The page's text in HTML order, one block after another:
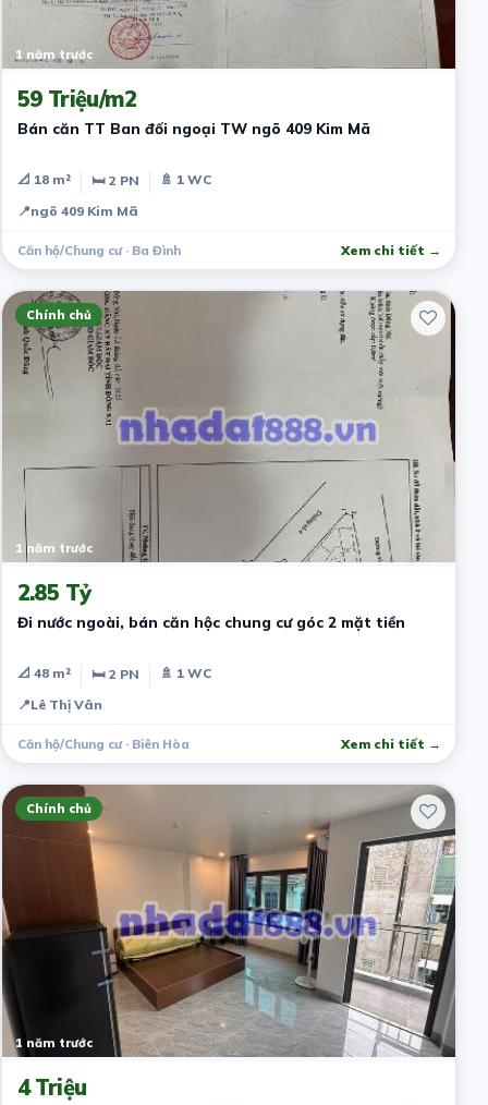
1 năm trước
59 Triệu/m2
Bán căn TT Ban đối ngoại TW ngõ 409 Kim Mã
📐 18 m² 🛏 2 PN
🚿 1 WC
📍ngõ 409 Kim Mã
Căn hộ/Chung cư · Ba Đình Xem chi tiết →
Chính chủ
1 năm trước
2.85 Tỷ
Đi nước ngoài, bán căn hộc chung cư góc 2 mặt tiền
📐 48 m² 🛏 2 PN
🚿 1 WC
📍Lê Thị Vân
Căn hộ/Chung cư · Biên Hòa Xem chi tiết →
Chính chủ
1 năm trước
4 Triệu